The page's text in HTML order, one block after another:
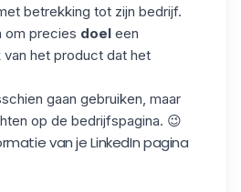
betrekking tot zijn bedrijf.
om precies doel een
van het product dat het
gaan gebruiken, maar
op de bedrijfspagina. 😉
van je LinkedIn pagina